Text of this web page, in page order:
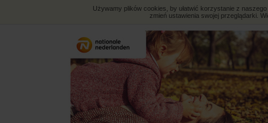
Używamy plików cookies, by ułatwić korzystanie z
zmień ustawienia swojej przeglądarki.